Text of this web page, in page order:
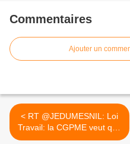
Commentaires
Ajouter un
< RT @JEDUMESNIL: Loi
Travail: la CGPME veut que
la...